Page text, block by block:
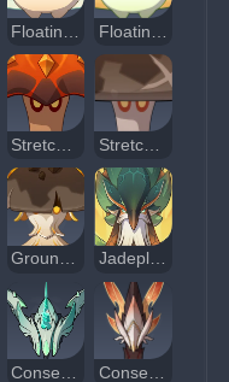
Stretchy Geo Fungus
Grounded Geoshroom Jadeplume Terrorshroom